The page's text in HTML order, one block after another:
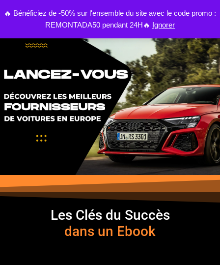
🔥 Bénéficiez de -50% sur l'ensemble du site avec le code promo :
REMONTADA50 pendant 24H🔥 Ignorer
au
contenu
Les Clés du Succès
dans un Ebook